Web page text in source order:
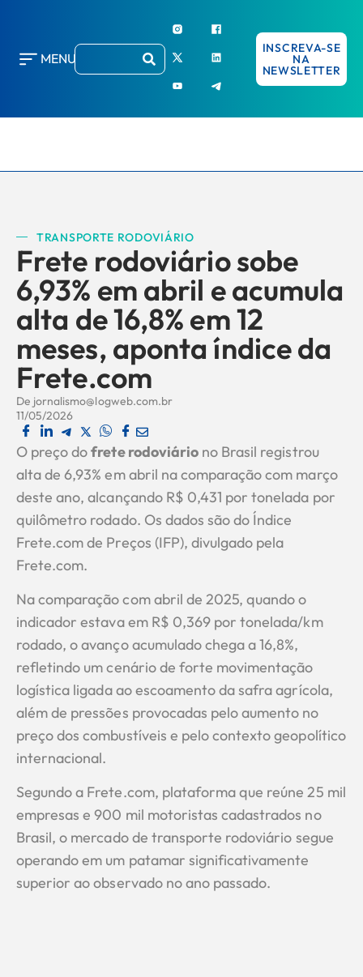
MENU
INSCREVA-SE
NA
NEWSLETTER
TRANSPORTE RODOVIÁRIO
Frete rodoviário sobe
6,93% em abril e acumula
alta de 16,8% em 12
meses, aponta índice da
Frete.com
De jornalismo@logweb.com.br
11/05/2026
O preço dofrete rodoviáriono Brasil registrou
alta de 6,93% em abril na comparação com março
deste ano, alcançando R$ 0,431 por tonelada por
quilômetro rodado. Os dados são do Índice
Frete.com de Preços (IFP), divulgado pela
Frete.com.
Na comparação com abril de 2025, quando o
indicador estava em R$ 0,369 por tonelada/km
rodado, o avanço acumulado chega a 16,8%,
refletindo um cenário de forte movimentação
logística ligada ao escoamento da safra agrícola,
além de pressões provocadas pelo aumento no
preço dos combustíveis e pelo contexto geopolítico
internacional.
Segundo a Frete.com, plataforma que reúne 25 mil
empresas e 900 mil motoristas cadastrados no
Brasil, o mercado de transporte rodoviário segue
operando em um patamar significativamente
superior ao observado no ano passado.